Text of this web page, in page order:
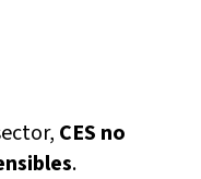
CES no
.